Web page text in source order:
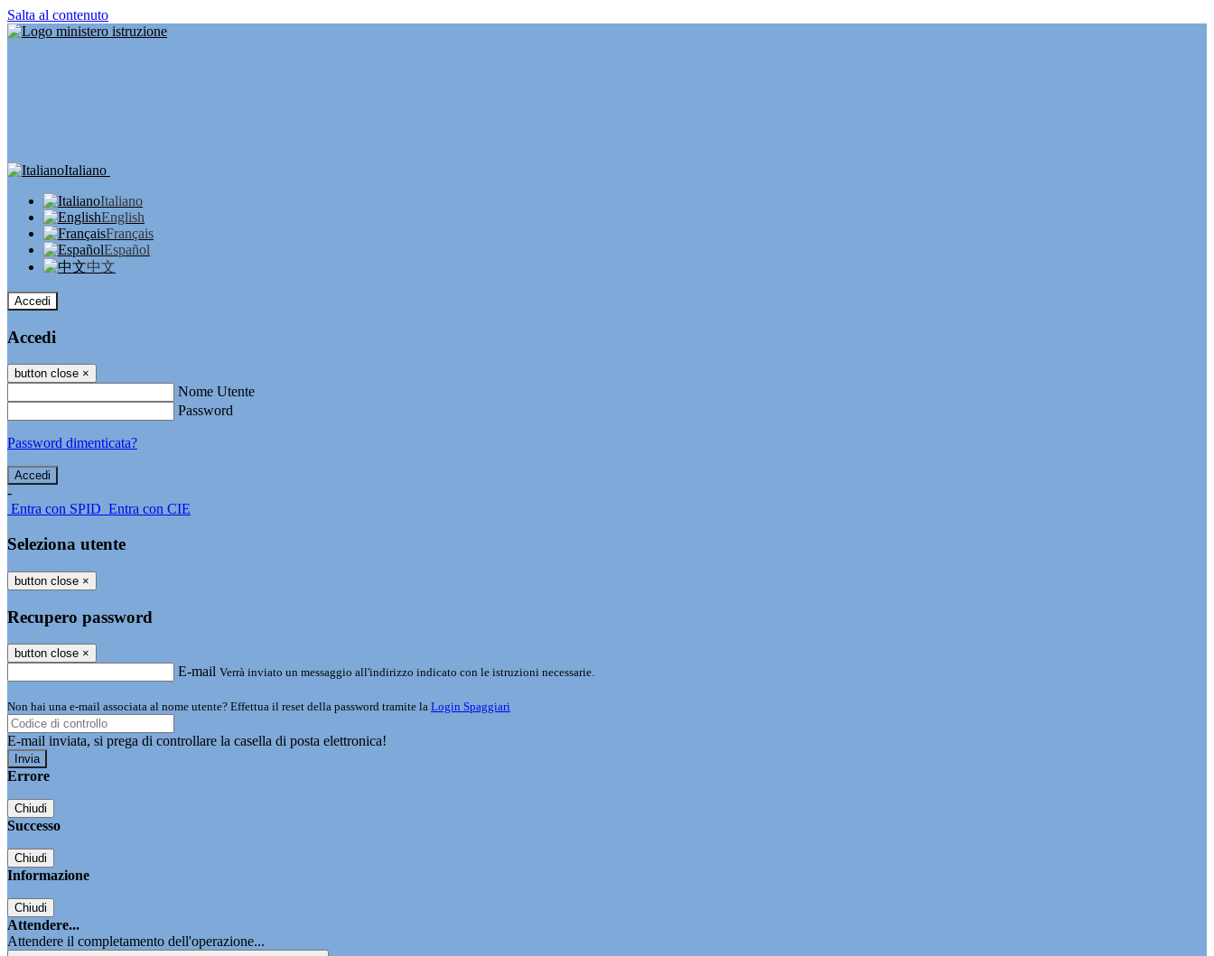
Salta al contenuto
Italiano
Italiano
English
Français
Español
中文
Accedi
Accedi
button close ×
Nome Utente
Password
Password dimenticata?
-
Entra con SPID Entra con CIE
Seleziona utente
button close ×
Recupero password
button close ×
E-mail Verrà inviato un messaggio all'indirizzo indicato con le istruzioni necessarie.
Non hai una e-mail associata al nome utente? Effettua il reset della password tramite la Login Spaggiari
E-mail inviata, si prega di controllare la casella di posta elettronica!
Errore
Chiudi
Successo
Chiudi
Informazione
Chiudi
Attendere...
Attendere il completamento dell'operazione...